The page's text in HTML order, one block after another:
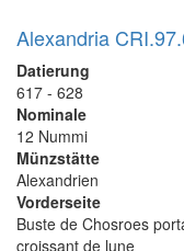
Alexandria
Datierung
617 - 628
Nominale
12 Nummi
Münzstätte
Alexandrien
Vorderseite
Buste de Chosroes
croissant de lune